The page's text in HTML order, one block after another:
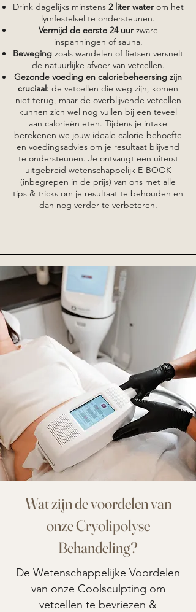
Drink dagelijks minstens2 liter waterom het
lymfestelsel te ondersteunen.
Vermijd de eerste 24 uurzware
inspanningen of sauna.
Beweging zoals wandelen of fietsen versnelt
de natuurlijke afvoer van vetcellen.
Gezonde voeding en caloriebeheersing zijn
cruciaal: de vetcellen die weg zijn, komen
niet terug, maar de overblijvende vetcellen
kunnen zich wel nog vullen bij een teveel
aan calorieën eten. Tijdens je intake
berekenen we jouw ideale calorie-behoefte
en voedingsadvies om je resultaat blijvend
te ondersteunen. Je ontvangt een uiterst
uitgebreid wetenschappelijk E-BOOK
(inbegrepen in de prijs) van ons met alle
tips & tricks om je resultaat te behouden en
dan nog verder te verbeteren.
Wat zijn de voordelen van
onze Cryolipolyse
Behandeling?
De Wetenschappelijke Voordelen
van onze Coolsculpting om
vetcellen te bevriezen &